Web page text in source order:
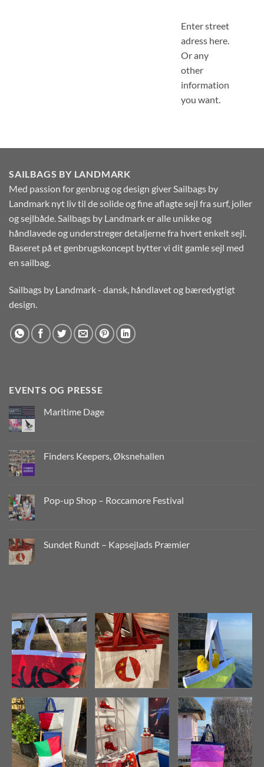
Enter street
adress here.
Or any
other
information
you want.
SAILBAGS BY LANDMARK
Med passion for genbrug og design giver Sailbags by
Landmark nyt liv til de solide og fine aflagte sejl fra surf, joller
og sejlbåde. Sailbags by Landmark er alle unikke og
håndlavede og understreger detaljerne fra hvert enkelt sejl.
Baseret på et genbrugskoncept bytter vi dit gamle sejl med
en sailbag.
Sailbags by Landmark - dansk, håndlavet og bæredygtigt
design.
EVENTS OG PRESSE
Maritime Dage
Finders Keepers, Øksnehallen
Pop-up Shop – Roccamore Festival
Sundet Rundt – Kapsejlads Præmier